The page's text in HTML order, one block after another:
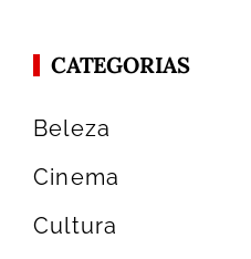
CATEGORIAS
Beleza
Cinema
Cultura